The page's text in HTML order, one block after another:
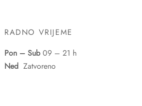
RADNO VRIJEME
Pon – Sub09 – 21 h
Ned Zatvoreno